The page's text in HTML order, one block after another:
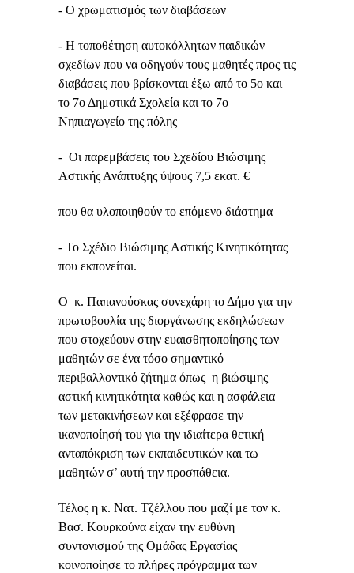
- Ο χρωματισμός των διαβάσεων
- Η τοποθέτηση αυτοκόλλητων παιδικών
σχεδίων που να οδηγούν τους μαθητές προς τις
διαβάσεις που βρίσκονται έξω από το 5ο και
το 7ο Δημοτικά Σχολεία και το 7ο
Νηπιαγωγείο της πόλης
- Οι παρεμβάσεις του Σχεδίου Βιώσιμης
Αστικής Ανάπτυξης ύψους 7,5 εκατ. €
που θα υλοποιηθούν το επόμενο διάστημα
- Το Σχέδιο Βιώσιμης Αστικής Κινητικότητας
που εκπονείται.
Ο κ. Παπανούσκας συνεχάρη το Δήμο για την
πρωτοβουλία της διοργάνωσης εκδηλώσεων
που στοχεύουν στην ευαισθητοποίησης των
μαθητών σε ένα τόσο σημαντικό
περιβαλλοντικό ζήτημα όπως η βιώσιμης
αστική κινητικότητα καθώς και η ασφάλεια
των μετακινήσεων και εξέφρασε την
ικανοποίησή του για την ιδιαίτερα θετική
ανταπόκριση των εκπαιδευτικών και τω
μαθητών σ’ αυτή την προσπάθεια.
Τέλος η κ. Νατ. Τζέλλου που μαζί με τον κ.
Βασ. Κουρκούνα είχαν την ευθύνη
συντονισμού της Ομάδας Εργασίας
κοινοποίησε το πλήρες πρόγραμμα των